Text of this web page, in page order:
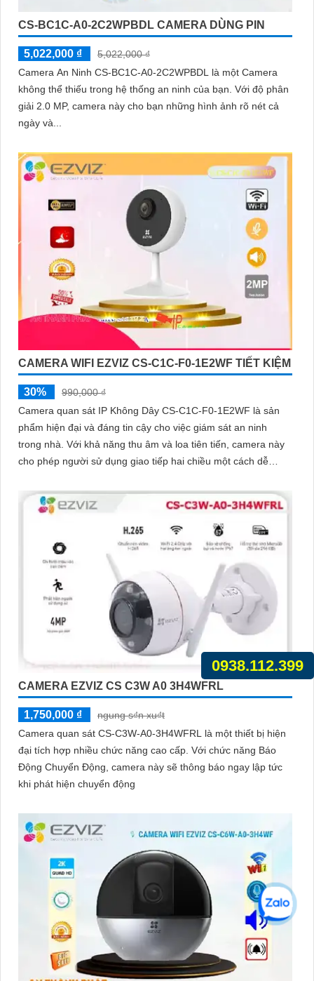
CS-BC1C-A0-2C2WPBDL CAMERA DÙNG PIN
5,022,000 ₫
5,022,000 ₫
Camera An Ninh CS-BC1C-A0-2C2WPBDL là một Camera
không thể thiếu trong hệ thống an ninh của bạn. Với độ phân
giải 2.0 MP, camera này cho bạn những hình ảnh rõ nét cả
ngày và...
CAMERA WIFI EZVIZ CS-C1C-F0-1E2WF TIẾT KIỆM
30%
990,000 ₫
Camera quan sát IP Không Dây CS-C1C-F0-1E2WF là sản
phẩm hiện đại và đáng tin cậy cho việc giám sát an ninh
trong nhà. Với khả năng thu âm và loa tiên tiến, camera này
cho phép người sử dụng giao tiếp hai chiều một cách dễ
CAMERA EZVIZ CS C3W A0 3H4WFRL
1,750,000 ₫
ngung s₫n xu₫t
Camera quan sát CS-C3W-A0-3H4WFRL là một thiết bị hiện
đại tích hợp nhiều chức năng cao cấp. Với chức năng Báo
Động Chuyển Động, camera này sẽ thông báo ngay lập tức
khi phát hiện chuyển động
0938.112.399